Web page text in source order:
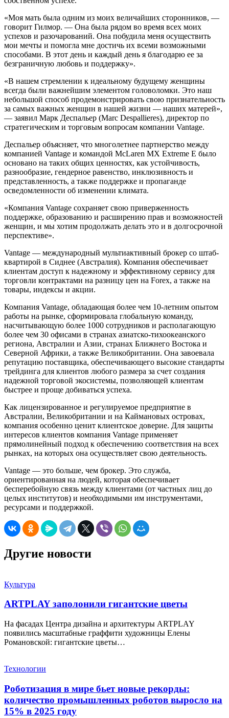
«Моя мать была одним из моих величайших сторонников, —
говорит Гилмор. — Она была рядом во время всех моих
успехов и разочарований. Она побудила меня осуществить
мои мечты и помогла мне достичь их всеми возможными
способами. В этот день и каждый день я благодарю ее за
безграничную любовь и поддержку».
«В нашем стремлении к идеальному будущему женщины
всегда были важнейшим элементом головоломки. Это наш
небольшой способ продемонстрировать свою признательность
за самых важных женщин в нашей жизни — наших матерей»,
— заявил Марк Деспальер (Marc Despallieres), директор по
стратегическим и торговым вопросам компании Vantage.
Деспальер объясняет, что многолетнее партнерство между
компанией Vantage и командой McLaren MX Extreme E было
основано на таких общих ценностях, как устойчивость,
разнообразие, гендерное равенство, инклюзивность и
представленность, а также поддержке и пропаганде
осведомленности об изменении климата.
«Компания Vantage сохраняет свою приверженность
поддержке, образованию и расширению прав и возможностей
женщин, и мы хотим продолжать делать это и в долгосрочной
перспективе».
Vantage — международный мультиактивный брокер со штаб-
квартирой в Сиднее (Австралия). Компания обеспечивает
клиентам доступ к надежному и эффективному сервису для
торговли контрактами на разницу цен на Forex, а также на
товары, индексы и акции.
Компания Vantage, обладающая более чем 10-летним опытом
работы на рынке, сформировала глобальную команду,
насчитывающую более 1000 сотрудников и располагающую
более чем 30 офисами в странах азиатско-тихоокеанского
региона, Австралии и Азии, странах Ближнего Востока и
Северной Африки, а также Великобритании. Она завоевала
репутацию поставщика, обеспечивающего высокие стандарты
трейдинга для клиентов любого размера за счет создания
надежной торговой экосистемы, позволяющей клиентам
быстрее и проще добиваться успеха.
Как лицензированное и регулируемое предприятие в
Австралии, Великобритании и на Каймановых островах,
компания особенно ценит клиентское доверие. Для защиты
интересов клиентов компания Vantage применяет
прямолинейный подход к обеспечению соответствия на всех
рынках, на которых она осуществляет свою деятельность.
Vantage — это больше, чем брокер. Это служба,
ориентированная на людей, которая обеспечивает
бесперебойную связь между клиентами (от частных лиц до
целых институтов) и необходимыми им инструментами,
ресурсами и поддержкой.
Другие новости
Культура
ARTPLAY заполонили гигантские цветы
На фасадах Центра дизайна и архитектуры ARTPLAY
появились масштабные граффити художницы Елены
Романовской: гигантские цветы…
Технологии
Роботизация в мире бьет новые рекорды:
количество промышленных роботов выросло на
15% в 2025 году